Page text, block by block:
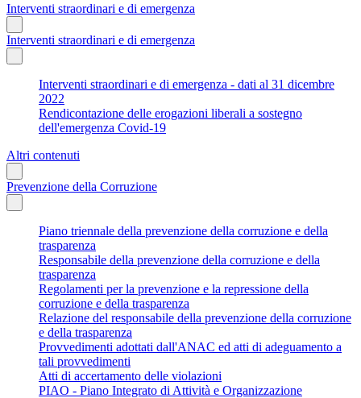
Interventi straordinari e di emergenza
Interventi straordinari e di emergenza
Interventi straordinari e di emergenza - dati al 31 dicembre
2022
Rendicontazione delle erogazioni liberali a sostegno
dell'emergenza Covid-19
Altri contenuti
Prevenzione della Corruzione
Piano triennale della prevenzione della corruzione e della
trasparenza
Responsabile della prevenzione della corruzione e della
trasparenza
Regolamenti per la prevenzione e la repressione della
corruzione e della trasparenza
Relazione del responsabile della prevenzione della corruzione
e della trasparenza
Provvedimenti adottati dall'ANAC ed atti di adeguamento a
tali provvedimenti
Atti di accertamento delle violazioni
PIAO - Piano Integrato di Attività e Organizzazione